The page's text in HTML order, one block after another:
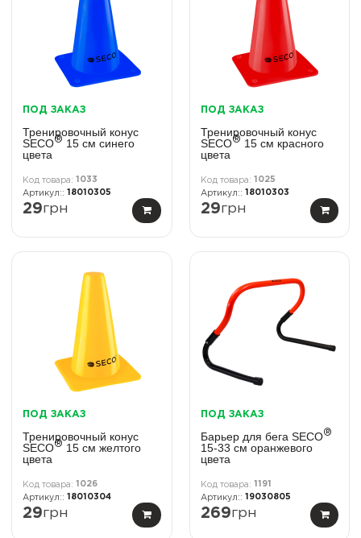
ПОД ЗАКАЗ
Тренировочный конус
SECO® 15 см синего
цвета
1033
18010305
29грн
ПОД ЗАКАЗ
Тренировочный конус
SECO® 15 см красного
цвета
1025
18010303
29грн
ПОД ЗАКАЗ
Тренировочный конус
SECO® 15 см желтого
цвета
1026
18010304
29грн
ПОД ЗАКАЗ
Барьер для бега SECO®
15-33 см оранжевого
цвета
1191
19030805
269грн